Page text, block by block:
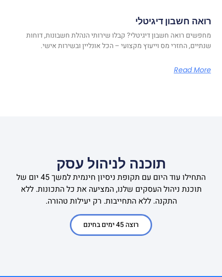
רואה חשבון דיגיטלי
מחפשים רואה חשבון דיגיטלי? קבלו שירותי הנהלת חשבונות, דוחות
שנתיים, החזרי מס וייעוץ מקצועי – הכל אונליין ובשירות אישי.
Read More
תוכנה לניהול עסק
התחילו עוד היום עם תקופת ניסיון חינמית למשך 45 יום של
תוכנת ניהול העסקים שלנו, המציעה את כל התכונות. ללא
התקנה. ללא התחייבות. רק יעילות טהורה.
רוצה 45 ימים בחינם